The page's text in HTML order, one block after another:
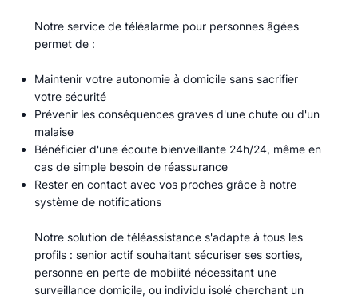
Notre service de téléalarme pour personnes âgées
permet de :​
Maintenir votre autonomie à domicile sans sacrifier
votre sécurité
Prévenir les conséquences graves d'une chute ou d'un
malaise
Bénéficier d'une écoute bienveillante 24h/24, même en
cas de simple besoin de réassurance
Rester en contact avec vos proches grâce à notre
système de notifications
Notre solution de téléassistance s'adapte à tous les
profils : senior actif souhaitant sécuriser ses sorties,
personne en perte de mobilité nécessitant une
surveillance domicile, ou individu isolé cherchant un